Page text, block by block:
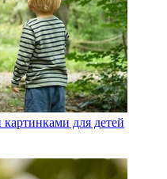
для детей